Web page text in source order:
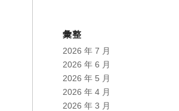
彙整
2026 年 7 月
2026 年 6 月
2026 年 5 月
2026 年 4 月
2026 年 3 月